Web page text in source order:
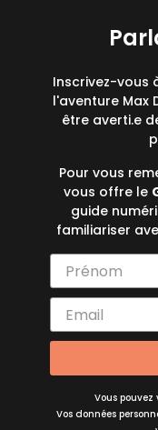
Inscrivez-vous
l'aventure Max
être averti.e
Pour vous
vous offre le
guide
familiariser
Vous
Vos données